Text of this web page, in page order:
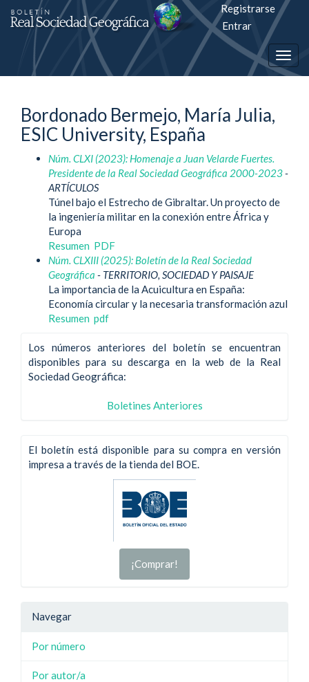
Salto
rápiso
a
página
contenido
Navegación
principal
Contenido
principal
Barra
lateral
Registrarse
Entrar
Bordonado Bermejo, María Julia,
ESIC University, España
Núm. CLXI (2023): Homenaje a Juan Velarde Fuertes.
Presidente de la Real Sociedad Geográfica 2000-2023-
ARTÍCULOS
Túnel bajo el Estrecho de Gibraltar. Un proyecto de
la ingeniería militar en la conexión entre África y
Europa
Resumen PDF
Núm. CLXIII (2025): Boletín de la Real Sociedad
Geográfica - TERRITORIO, SOCIEDAD Y PAISAJE
La importancia de la Acuicultura en España:
Economía circular y la necesaria transformación azul
Resumen pdf
Los números anteriores del boletín se encuentran
disponibles para su descarga en la web de la Real
Sociedad Geográfica:
Boletines Anteriores
El boletín está disponible para su compra en versión
impresa a través de la tienda del BOE.
¡Comprar!
Navegar
Por número
Por autor/a